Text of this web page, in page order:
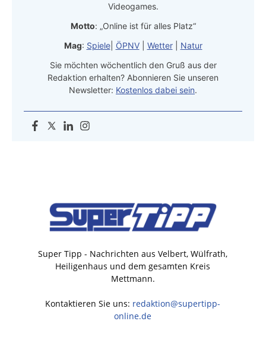
Videogames.
Motto: „Online ist für alles Platz“
Mag: Spiele| ÖPNV| Wetter| Natur
Sie möchten wöchentlich den Gruß aus der
Redaktion erhalten? Abonnieren Sie unseren
Newsletter: Kostenlos dabei sein.
Super Tipp - Nachrichten aus Velbert, Wülfrath,
Heiligenhaus und dem gesamten Kreis
Mettmann.
Kontaktieren Sie uns: redaktion@supertipp-
online.de